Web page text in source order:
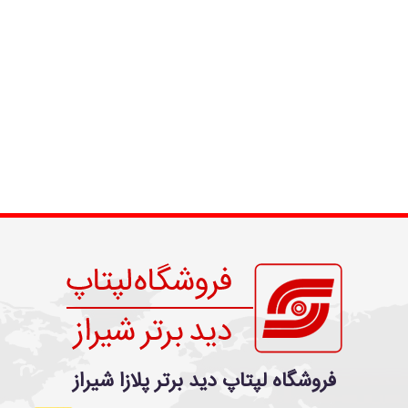
فروشگاه لپتاپ دید برتر پلازا شیراز